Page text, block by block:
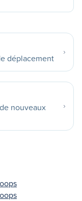
déplacement
nouveaux